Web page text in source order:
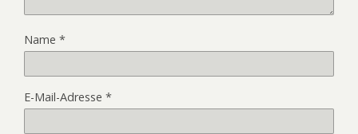
Name *
E-Mail-Adresse *